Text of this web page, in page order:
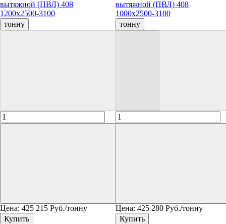
вытяжной (ПВЛ) 408
1200х2500-3100
тонну
Цена: 425 215 Руб./тонну
Купить
вытяжной (ПВЛ) 408
1000х2500-3100
тонну
Цена: 425 280 Руб./тонну
Купить